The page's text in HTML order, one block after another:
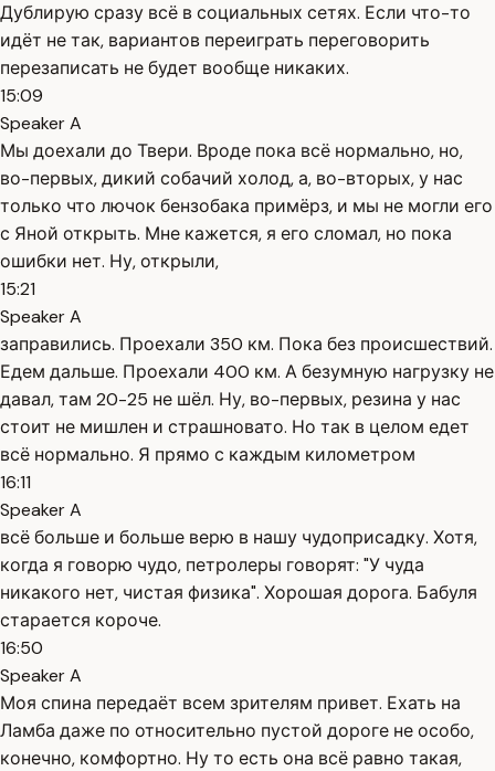
Дублирую сразу всё в социальных сетях. Если что-то
идёт не так, вариантов переиграть переговорить
перезаписать не будет вообще никаких.
15:09
Speaker A
Мы доехали до Твери. Вроде пока всё нормально, но,
во-первых, дикий собачий холод, а, во-вторых, у нас
только что лючок бензобака примёрз, и мы не могли его
с Яной открыть. Мне кажется, я его сломал, но пока
ошибки нет. Ну, открыли,
15:21
Speaker A
заправились. Проехали 350 км. Пока без происшествий.
Едем дальше. Проехали 400 км. А безумную нагрузку не
давал, там 20-25 не шёл. Ну, во-первых, резина у нас
стоит не мишлен и страшновато. Но так в целом едет
всё нормально. Я прямо с каждым километром
16:11
Speaker A
всё больше и больше верю в нашу чудоприсадку. Хотя,
когда я говорю чудо, петролеры говорят: "У чуда
никакого нет, чистая физика". Хорошая дорога. Бабуля
старается короче.
16:50
Speaker A
Моя спина передаёт всем зрителям привет. Ехать на
Ламба даже по относительно пустой дороге не особо,
конечно, комфортно. Ну то есть она всё равно такая,